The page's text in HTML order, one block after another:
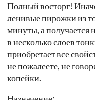
Полный восторг!
ленивые пирожки из
минуты, а
в несколько слоев
приобретает все
не пожалеете, не
копейки.